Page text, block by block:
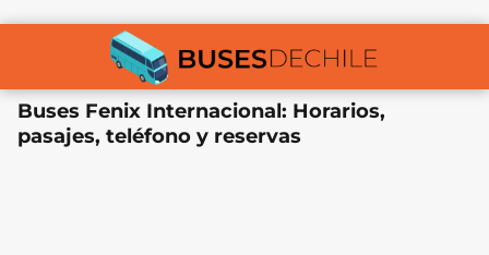
Buses Fenix Internacional: Horarios,
pasajes, teléfono y reservas